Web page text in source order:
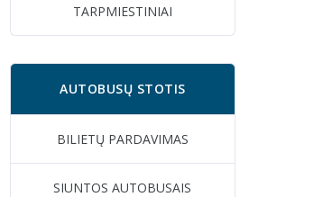
TARPMIESTINIAI
AUTOBUSŲ STOTIS
BILIETŲ PARDAVIMAS
SIUNTOS AUTOBUSAIS